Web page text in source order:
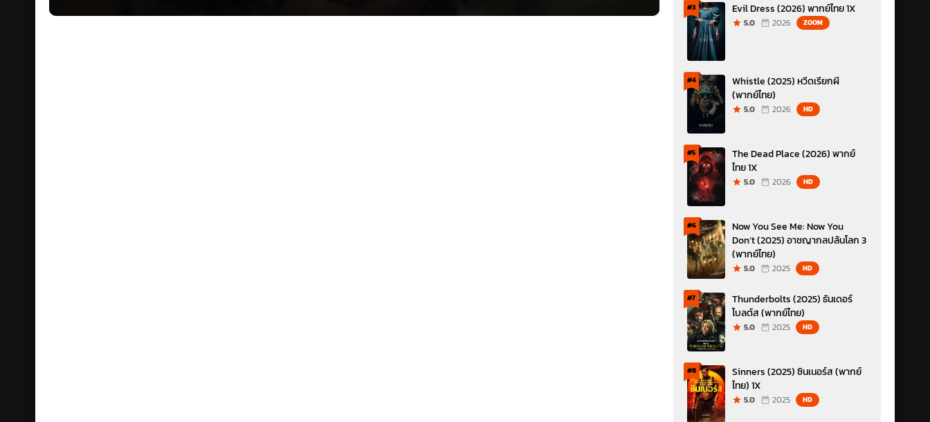
#3 Evil Dress (2026) พากย์ไทย 1X
5.0 2026 ZOOM
#4
Whistle (2025) หวีดเรียกผี
(พากย์ไทย)
5.0 2026 HD
#5
The Dead Place (2026) พากย์
ไทย 1X
5.0 2026 HD
#6
Now You See Me: Now You
Don’t (2025) อาชญากลปล้นโลก 3
(พากย์ไทย)
5.0 2025 HD
#7
Thunderbolts (2025) ธันเดอร์
โบลต์ส (พากย์ไทย)
5.0 2025 HD
#8
Sinners (2025) ซินเนอร์ส (พากย์
ไทย) 1X
5.0 2025 HD